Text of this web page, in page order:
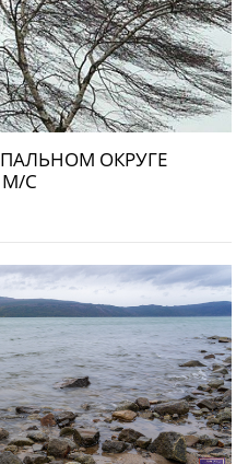
ОКРУГЕ
М/С